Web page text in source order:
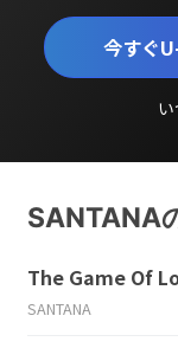
今すぐ
SANTANA
The Game Of
SANTANA